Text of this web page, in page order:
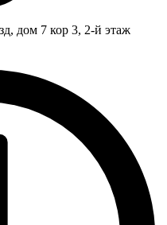
дом 7 кор 3, 2-й этаж